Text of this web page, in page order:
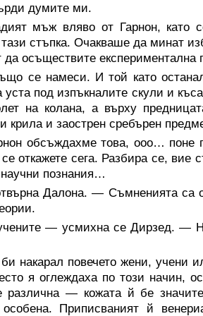
думите ми.
мъж вляво от Гарнон, като
стъпка. Очакваше да минат
осъществите експериментална
се намеси. И той като
под изпъкналите скули и
на колана, а върху
крила и заострен сребърен
обсъждахме това, ооо… поне
откажете сега. Разбира се, вие
познания…
Далона. — Съмненията са
— усмихна се Дирзед. —
накарал повечето жени, учени
я оглеждаха по този начин,
различна — кожата й бе
Приписваният й